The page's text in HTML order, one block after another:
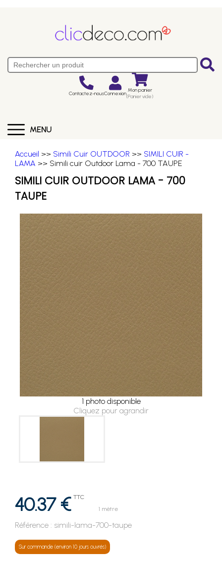
Contactez-nousConnexion Mon panier
(Panier vide)
MENU
Accueil >> Simili Cuir OUTDOOR >> SIMILI CUIR -
LAMA >> Simili cuir Outdoor Lama - 700 TAUPE
SIMILI CUIR OUTDOOR LAMA - 700
TAUPE
1 photo disponible
Cliquez pour agrandir
40.37 € TTC
1 mètre
Référence : simili-lama-700-taupe
Sur commande (environ 10 jours ouvrés)